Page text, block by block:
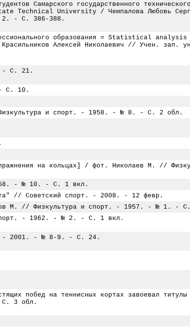
Самарского государственного
University / Чемпалова Любовь
2. - С. 386-388.
образования = Statistical
Алексей Николаевич // Учен. зап.
- С. 21.
С. 10.
Физкультура и спорт. - 1958. - № 8. - С. 2 обл.
на кольцах] / фот. Николаев М. //
- № 10. - С. 1 вкл.
// Советский спорт. - 2008. - 12 февр.
М. // Физкультура и спорт. - 1957. - № 1. -
спорт. - 1962. - № 2. - С. 1 вкл.
- 2001. - № 8-9. - С. 24.
побед на теннисных кортах завоевал титулы
С. 3 обл.